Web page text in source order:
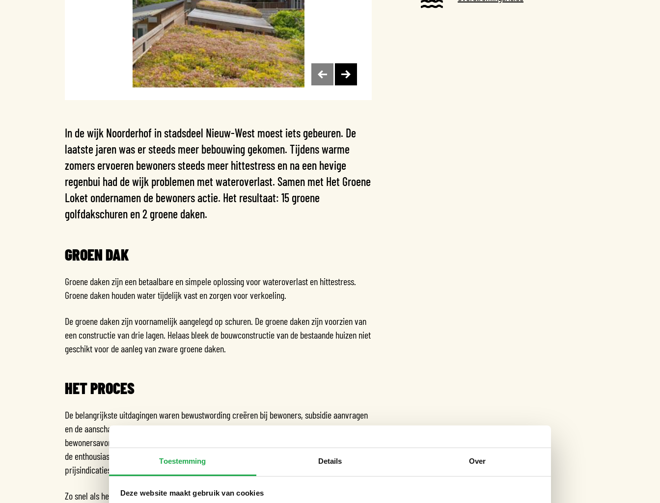
Toestemming Details Over
Deze website maakt gebruik van cookies
In de wijk Noorderhof in stadsdeel Nieuw-West moest iets gebeuren. De
laatste jaren was er steeds meer bebouwing gekomen. Tijdens warme
zomers ervoeren bewoners steeds meer hittestress en na een hevige
regenbui had de wijk problemen met wateroverlast. Samen met Het Groene
Loket ondernamen de bewoners actie. Het resultaat: 15 groene
golfdakschuren en 2 groene daken.
GROEN DAK
Groene daken zijn een betaalbare en simpele oplossing voor wateroverlast en hittestress.
Groene daken houden water tijdelijk vast en zorgen voor verkoeling.
De groene daken zijn voornamelijk aangelegd op schuren. De groene daken zijn voorzien van
een constructie van drie lagen. Helaas bleek de bouwconstructie van de bestaande huizen niet
geschikt voor de aanleg van zware groene daken.
HET PROCES
De belangrijkste uitdagingen waren bewustwording creëren bij bewoners, subsidie aanvragen
en de aanschaf van een groen dak versimpelen. Een door ambassadeurs georganiseerde
bewonersavond zorgde voor een hoge opkomst en veel inspiratie. Het Groene Loket ging met
de enthousiaste bewoners aan de slag. Zo werd per locatie een intake gedaan en
prijsindicaties gegeven. Een samengesteld team van professionals nam de uitvoering op zich.
Zo snel als het project begon, zo snel liep het ook vast. De groene daken waren verrassend